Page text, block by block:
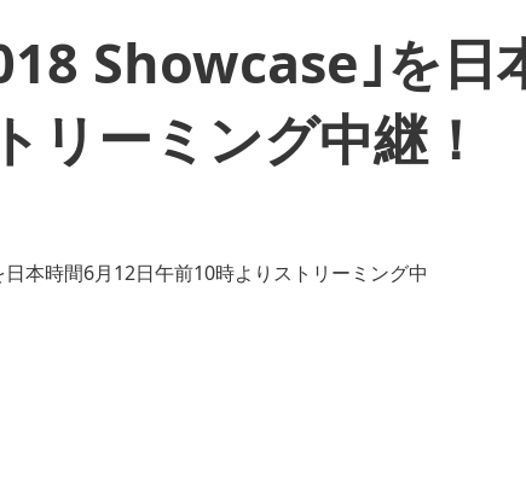
Showcase｣を日
リーミング中継！